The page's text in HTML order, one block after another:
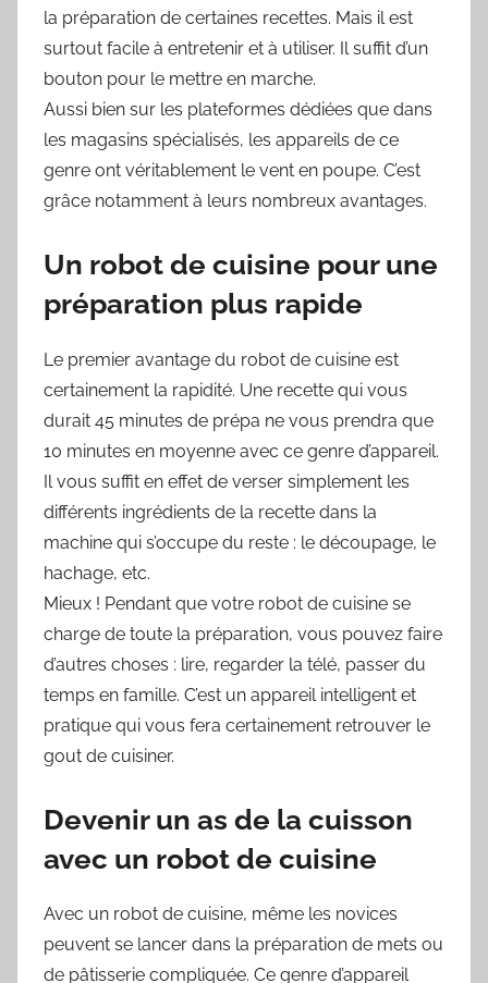
la préparation de certaines recettes. Mais il est
surtout facile à entretenir et à utiliser. Il suffit d’un
bouton pour le mettre en marche.
Aussi bien sur les plateformes dédiées que dans
les magasins spécialisés, les appareils de ce
genre ont véritablement le vent en poupe. C’est
grâce notamment à leurs nombreux avantages.
Un robot de cuisine pour une
préparation plus rapide
Le premier avantage du robot de cuisine est
certainement la rapidité. Une recette qui vous
durait 45 minutes de prépa ne vous prendra que
10 minutes en moyenne avec ce genre d’appareil.
Il vous suffit en effet de verser simplement les
différents ingrédients de la recette dans la
machine qui s’occupe du reste : le découpage, le
hachage, etc.
Mieux ! Pendant que votre robot de cuisine se
charge de toute la préparation, vous pouvez faire
d’autres choses : lire, regarder la télé, passer du
temps en famille. C’est un appareil intelligent et
pratique qui vous fera certainement retrouver le
gout de cuisiner.
Devenir un as de la cuisson
avec un robot de cuisine
Avec un robot de cuisine, même les novices
peuvent se lancer dans la préparation de mets ou
de pâtisserie compliquée. Ce genre d’appareil